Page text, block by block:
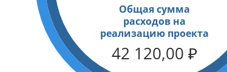
Общая сумма
расходов на
реализацию проекта
42 120,00 ₽